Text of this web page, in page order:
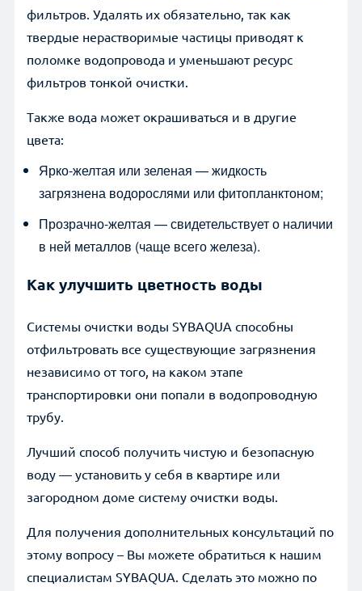
фильтров. Удалять их обязательно, так как
твердые нерастворимые частицы приводят к
поломке водопровода и уменьшают ресурс
фильтров тонкой очистки.
Также вода может окрашиваться и в другие
цвета:
Ярко-желтая или зеленая — жидкость
загрязнена водорослями или фитопланктоном;
Прозрачно-желтая — свидетельствует о наличии
в ней металлов (чаще всего железа).
Как улучшить цветность воды
Системы очистки воды SYBAQUA способны
отфильтровать все существующие загрязнения
независимо от того, на каком этапе
транспортировки они попали в водопроводную
трубу.
Лучший способ получить чистую и безопасную
воду — установить у себя в квартире или
загородном доме систему очистки воды.
Для получения дополнительных консультаций по
этому вопросу – Вы можете обратиться к нашим
специалистам SYBAQUA. Сделать это можно по